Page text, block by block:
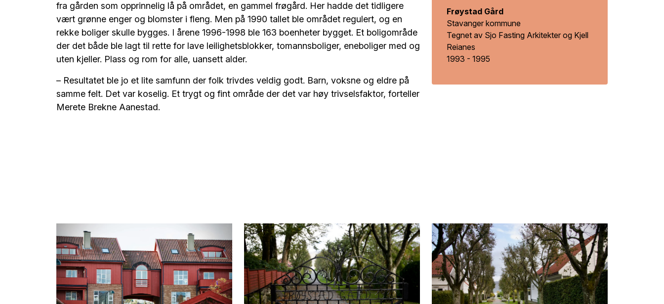
fra gården som opprinnelig lå på området, en gammel frøgård. Her hadde det tidligere
vært grønne enger og blomster i fleng. Men på 1990 tallet ble området regulert, og en
rekke boliger skulle bygges. I årene 1996-1998 ble 163 boenheter bygget. Et boligområde
der det både ble lagt til rette for lave leilighetsblokker, tomannsboliger, eneboliger med og
uten kjeller. Plass og rom for alle, uansett alder.
– Resultatet ble jo et lite samfunn der folk trivdes veldig godt. Barn, voksne og eldre på
samme felt. Det var koselig. Et trygt og fint område der det var høy trivselsfaktor, forteller
Merete Brekne Aanestad.
Frøystad Gård
Stavanger kommune
Tegnet av Sjo Fasting Arkitekter og Kjell
Reianes
1993 - 1995